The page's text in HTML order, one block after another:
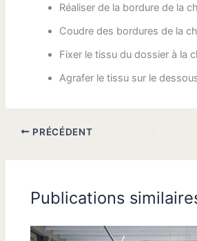
Réaliser de la bordure de la
Coudre des bordures de la
Fixer le tissu du dossier à la
Agrafer le tissu sur le
PRÉCÉDENT
Publications